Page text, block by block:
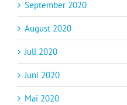
September 2020
August 2020
Juli 2020
Juni 2020
Mai 2020